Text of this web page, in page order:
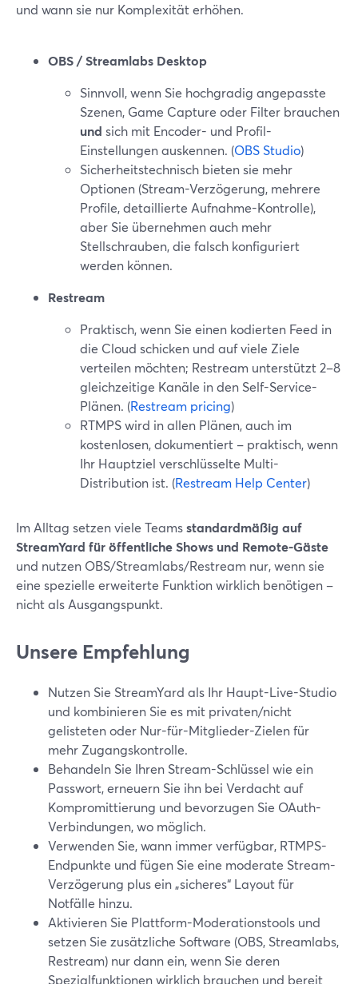
und wann sie nur Komplexität erhöhen.
OBS / Streamlabs Desktop
Sinnvoll, wenn Sie hochgradig angepasste
Szenen, Game Capture oder Filter brauchen
und sich mit Encoder- und Profil-
Einstellungen auskennen. (OBS Studio)
Sicherheitstechnisch bieten sie mehr
Optionen (Stream-Verzögerung, mehrere
Profile, detaillierte Aufnahme-Kontrolle),
aber Sie übernehmen auch mehr
Stellschrauben, die falsch konfiguriert
werden können.
Restream
Praktisch, wenn Sie einen kodierten Feed in
die Cloud schicken und auf viele Ziele
verteilen möchten; Restream unterstützt 2–8
gleichzeitige Kanäle in den Self-Service-
Plänen. (Restream pricing)
RTMPS wird in allen Plänen, auch im
kostenlosen, dokumentiert – praktisch, wenn
Ihr Hauptziel verschlüsselte Multi-
Distribution ist. (Restream Help Center)
Im Alltag setzen viele Teamsstandardmäßig auf
StreamYard für öffentliche Shows und Remote-Gäste
und nutzen OBS/Streamlabs/Restream nur, wenn sie
eine spezielle erweiterte Funktion wirklich benötigen –
nicht als Ausgangspunkt.
Unsere Empfehlung
Nutzen Sie StreamYard als Ihr Haupt-Live-Studio
und kombinieren Sie es mit privaten/nicht
gelisteten oder Nur-für-Mitglieder-Zielen für
mehr Zugangskontrolle.
Behandeln Sie Ihren Stream-Schlüssel wie ein
Passwort, erneuern Sie ihn bei Verdacht auf
Kompromittierung und bevorzugen Sie OAuth-
Verbindungen, wo möglich.
Verwenden Sie, wann immer verfügbar, RTMPS-
Endpunkte und fügen Sie eine moderate Stream-
Verzögerung plus ein „sicheres“ Layout für
Notfälle hinzu.
Aktivieren Sie Plattform-Moderationstools und
setzen Sie zusätzliche Software (OBS, Streamlabs,
Restream) nur dann ein, wenn Sie deren
Spezialfunktionen wirklich brauchen und bereit